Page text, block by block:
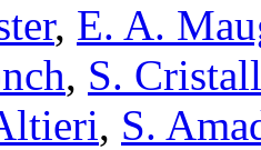
, E. A.
, S.
, S.